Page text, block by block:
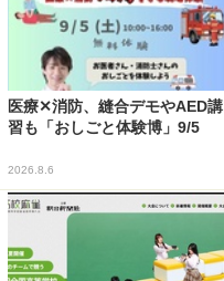
医療✕消防、縫合デモやAED講
習も「おしごと体験博」9/5
2026.8.6